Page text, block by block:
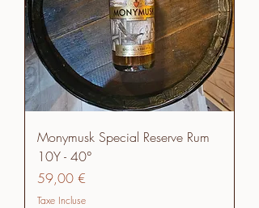
Monymusk Special Reserve Rum
10Y - 40°
Prix
59,00 €
Taxe Incluse